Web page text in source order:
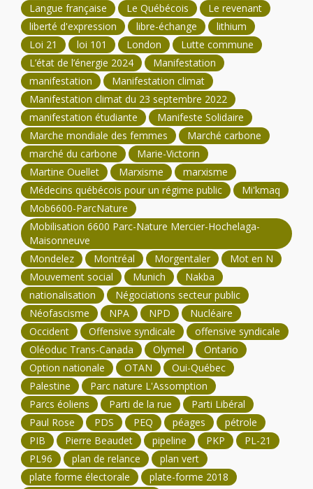
Langue française
Le Québécois
Le revenant
liberté d'expression
libre-échange
lithium
Loi 21
loi 101 London
Lutte commune
L’état de l’énergie 2024
Manifestation
manifestation
Manifestation climat
Manifestation climat du 23 septembre 2022
manifestation étudiante
Manifeste Solidaire
Marche mondiale des femmes
Marché carbone
marché du carbone
Marie-Victorin
Martine Ouellet
Marxisme
marxisme
Médecins québécois pour un régime public
Mi'kmaq
Mob6600-ParcNature
Mobilisation 6600 Parc-Nature Mercier-Hochelaga-
Maisonneuve
Mondelez
Montréal Morgentaler
Mot en N
Mouvement social
Munich
Nakba
nationalisation
Négociations secteur public
Néofascisme
NPA NPD
Nucléaire
Occident
Offensive syndicale
offensive syndicale
Oléoduc Trans-Canada
Olymel
Ontario
Option nationale
OTAN
Oui-Québec
Palestine
Parc nature L'Assomption
Parcs éoliens
Parti de la rue
Parti Libéral
Paul Rose
PDS PEQ péages
pétrole
PIB
Pierre Beaudet pipeline PKP
PL-21
PL96
plan de relance
plan vert
plate forme électorale
plate-forme 2018